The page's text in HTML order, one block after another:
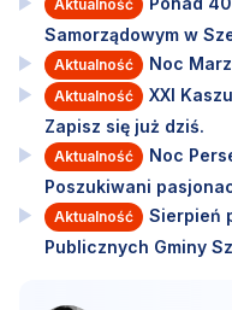
Aktualność
Samorządowym w
Aktualność Noc
Aktualność
XXI
Zapisz się już dziś.
Aktualność
Noc
Poszukiwani
Aktualność
Sierpień
Publicznych Gminy